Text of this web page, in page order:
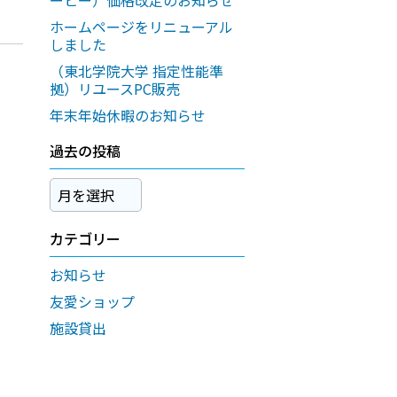
ホームページをリニューアル
しました
（東北学院大学 指定性能準
拠）リユースPC販売
年末年始休暇のお知らせ
過去の投稿
過
去
の
投
稿
カテゴリー
お知らせ
友愛ショップ
施設貸出